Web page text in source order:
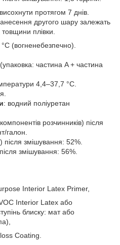
протягом 7 днів.
другого шару залежать
плівки.
(вогненебезпечно).
частина A + частина
4,4–37,7 °C.
: водний поліуретан
розчинників) після
галон.
змішування: 52%.
змішування: 56%.
Interior Latex Primer,
Interior Latex або
блиску: мат або
Coating.